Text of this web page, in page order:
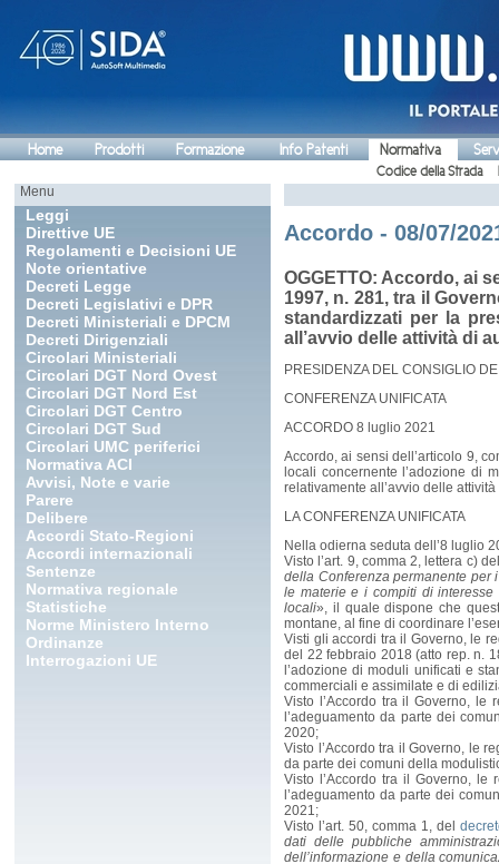
Home Prodotti Formazione Info Patenti Normativa
Codice della Strada
Menu
Leggi
Direttive UE
Regolamenti e Decisioni UE
Note orientative
Decreti Legge
Decreti Legislativi e DPR
Decreti Ministeriali e DPCM
Decreti Dirigenziali
Circolari Ministeriali
Circolari DGT Nord Ovest
Circolari DGT Nord Est
Circolari DGT Centro
Circolari DGT Sud
Circolari UMC periferici
Normativa ACI
Avvisi, Note e varie
Parere
Delibere
Accordi Stato-Regioni
Accordi internazionali
Sentenze
Normativa regionale
Statistiche
Norme Ministero Interno
Ordinanze
Interrogazioni UE
Accordo - 08/07/
OGGETTO: Accordo, ai
1997, n. 281, tra il
standardizzati per la
all’avvio delle attività di
PRESIDENZA DEL CONSIGLIO
CONFERENZA UNIFICATA
ACCORDO 8 luglio 2021
Accordo, ai sensi dell’articolo 9,
locali concernente l’adozione di
relativamente all’avvio delle
LA CONFERENZA UNIFICATA
Nella odierna seduta dell’8 luglio
Visto l’art. 9, comma 2, lettera c)
della Conferenza permanente per
le materie e i compiti di
locali», il quale dispone che
montane, al fine di coordinare
Visti gli accordi tra il Governo, le
del 22 febbraio 2018 (atto rep. n.
l’adozione di moduli unificati e
commerciali e assimilate e di
Visto l’Accordo tra il Governo,
l’adeguamento da parte dei
2020;
Visto l’Accordo tra il Governo, le
da parte dei comuni della
Visto l’Accordo tra il Governo,
l’adeguamento da parte dei
2021;
Visto l’art. 50, comma 1, del
dati delle pubbliche
dell’informazione e della